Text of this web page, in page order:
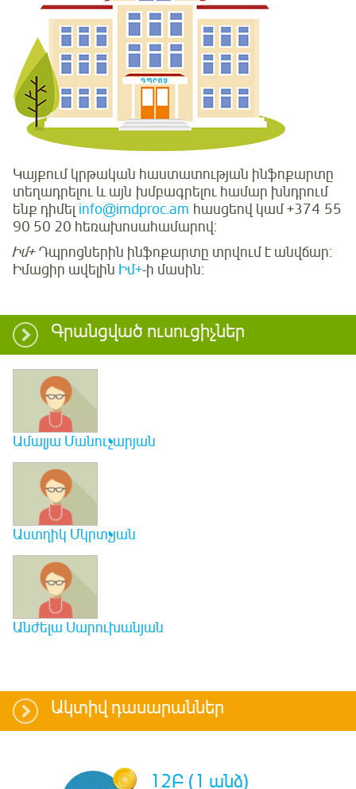
Կայքում կրթական հաստատության ինֆոքարտը
տեղադրելու և այն խմբագրելու համար խնդրում
ենք դիմել info@imdproc.am հասցեով կամ +374 55
90 50 20 հեռախոսահամարով:
Իմ+Դպրոցներին ինֆոքարտը տրվում է անվճար:
Իմացիր ավելին Իմ+-ի մասին:
Գրանցված ուսուցիչներ
Ամալյա Մանուչարյան
Աստղիկ Մկրտչյան
Անժելա Սարուխանյան
Ակտիվ դասարաններ
12Բ (1 անձ)